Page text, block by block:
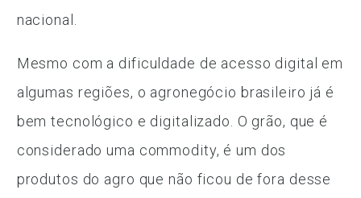
nacional.
Mesmo com a dificuldade de acesso digital em
algumas regiões, o agronegócio brasileiro já é
bem tecnológico e digitalizado. O grão, que é
considerado uma commodity, é um dos
produtos do agro que não ficou de fora desse